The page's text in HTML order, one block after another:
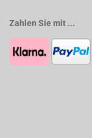
Zahlen Sie mit ...